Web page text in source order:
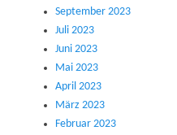
September 2023
Juli 2023
Juni 2023
Mai 2023
April 2023
März 2023
Februar 2023